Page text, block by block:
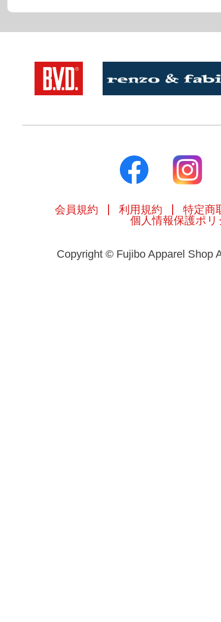
会員規約 利用規約
特定商
個人情報保護ポリ
Copyright © Fujibo Apparel Shop